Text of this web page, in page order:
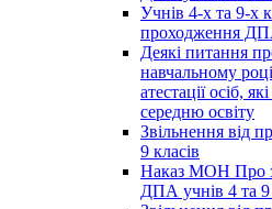
Учнів 4-х та 9-х
проходження
Деякі питання
навчальному
атестації осіб,
середню освіту
Звільнення від
9 класів
Наказ МОН Про
ДПА учнів 4 та 9